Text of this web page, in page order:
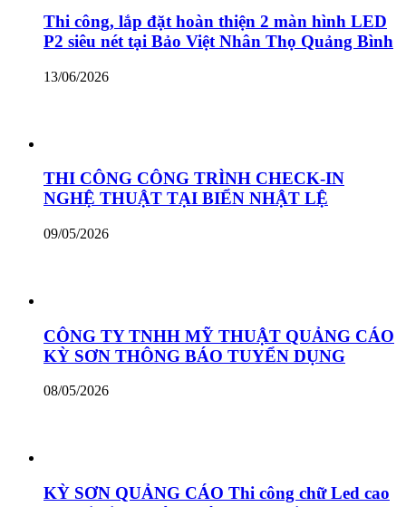
Thi công, lắp đặt hoàn thiện 2 màn hình LED
P2 siêu nét tại Bảo Việt Nhân Thọ Quảng Bình
13/06/2026
THI CÔNG CÔNG TRÌNH CHECK-IN
NGHỆ THUẬT TẠI BIỂN NHẬT LỆ
09/05/2026
CÔNG TY TNHH MỸ THUẬT QUẢNG CÁO
KỲ SƠN THÔNG BÁO TUYỂN DỤNG
08/05/2026
KỲ SƠN QUẢNG CÁO Thi công chữ Led cao